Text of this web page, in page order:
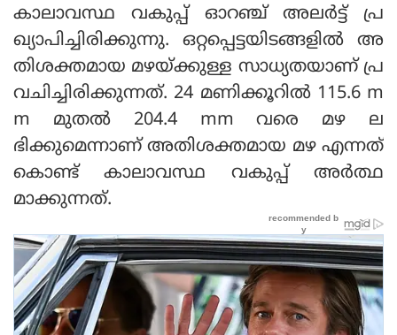
കാലാവസ്ഥ വകുപ്പ് ഓറഞ്ച് അലര്‍ട്ട് പ്ര
ഖ്യാപിച്ചിരിക്കുന്നു. ഒറ്റപ്പെട്ടയിടങ്ങളില്‍ അ
തിശക്തമായ മഴയ്ക്കുള്ള സാധ്യതയാണ് പ്ര
വചിച്ചിരിക്കുന്നത്. 24 മണിക്കൂറില്‍ 115.6 m
m മുതല്‍ 204.4 mm വരെ മഴ ല
ഭിക്കുമെന്നാണ് അതിശക്തമായ മഴ എന്നത്
കൊണ്ട് കാലാവസ്ഥ വകുപ്പ് അര്‍ത്ഥ
മാക്കുന്നത്.